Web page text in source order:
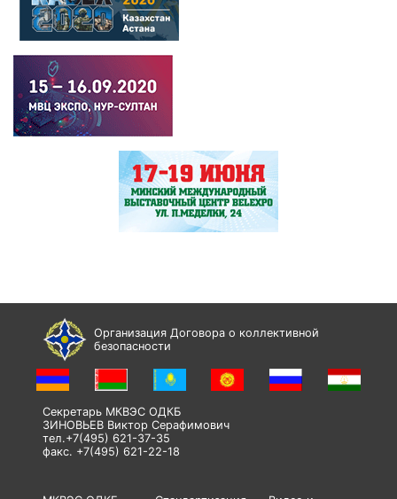
Организация Договора о коллективной
безопасности
Секретарь МКВЭС ОДКБ
ЗИНОВЬЕВ Виктор Серафимович
тел.+7(495) 621-37-35
факс. +7(495) 621-22-18